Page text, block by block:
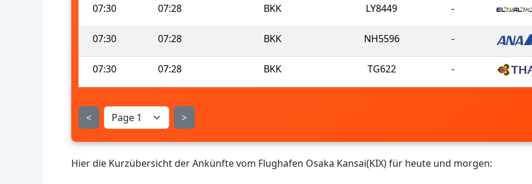
07:30 07:28 BKK LY8449 -
07:30 07:28 BKK NH5596 -
07:30 07:28 BKK TG622 -
< >
Hier die Kurzübersicht der Ankünfte vom Flughafen Osaka Kansai(KIX) für heute und morgen: